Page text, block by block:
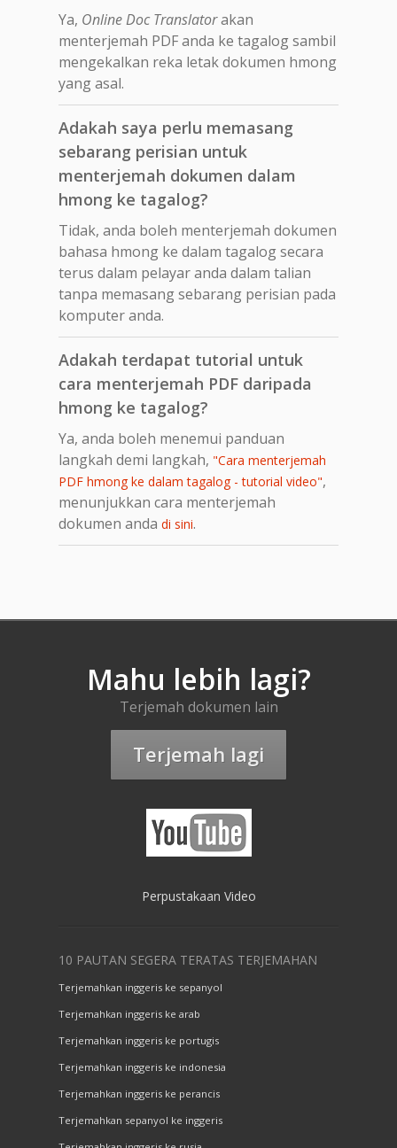
Ya, Online Doc Translatorakan
menterjemah PDF anda ke tagalog sambil
mengekalkan reka letak dokumen hmong
yang asal.
Adakah saya perlu memasang
sebarang perisian untuk
menterjemah dokumen dalam
hmong ke tagalog?
Tidak, anda boleh menterjemah dokumen
bahasa hmong ke dalam tagalog secara
terus dalam pelayar anda dalam talian
tanpa memasang sebarang perisian pada
komputer anda.
Adakah terdapat tutorial untuk
cara menterjemah PDF daripada
hmong ke tagalog?
Ya, anda boleh menemui panduan
langkah demi langkah, "Cara menterjemah
PDF hmong ke dalam tagalog - tutorial video",
menunjukkan cara menterjemah
dokumen anda di sini.
Mahu lebih lagi?
Terjemah dokumen lain
Terjemah lagi
Perpustakaan Video
10 PAUTAN SEGERA TERATAS TERJEMAHAN
Terjemahkan inggeris ke sepanyol
Terjemahkan inggeris ke arab
Terjemahkan inggeris ke portugis
Terjemahkan inggeris ke indonesia
Terjemahkan inggeris ke perancis
Terjemahkan sepanyol ke inggeris